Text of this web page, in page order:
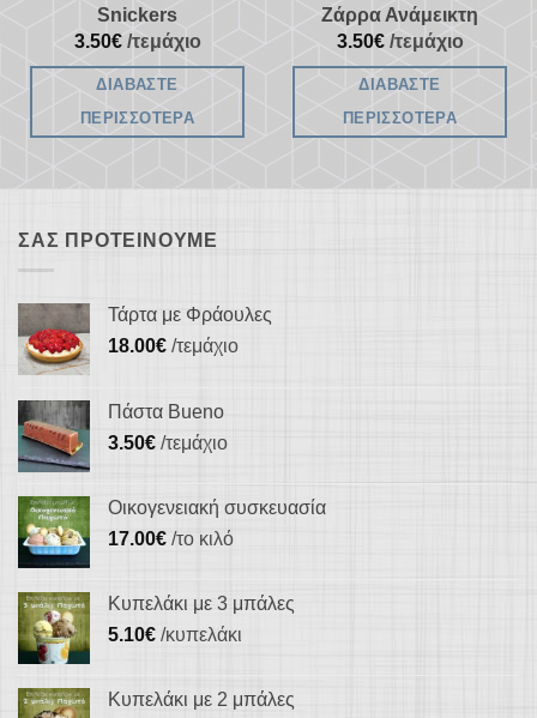
Snickers
3.50€/τεμάχιο
ΔΙΑΒΆΣΤΕ
ΠΕΡΙΣΣΌΤΕΡΑ
Ζάρρα Ανάμεικτη
3.50€/τεμάχιο
ΔΙΑΒΆΣΤΕ
ΠΕΡΙΣΣΌΤΕΡΑ
ΣΑΣ ΠΡΟΤΕΊΝΟΥΜΕ
Τάρτα με Φράουλες
18.00€ /τεμάχιο
Πάστα Bueno
3.50€ /τεμάχιο
Οικογενειακή συσκευασία
17.00€ /το κιλό
Κυπελάκι με 3 μπάλες
5.10€ /κυπελάκι
Κυπελάκι με 2 μπάλες